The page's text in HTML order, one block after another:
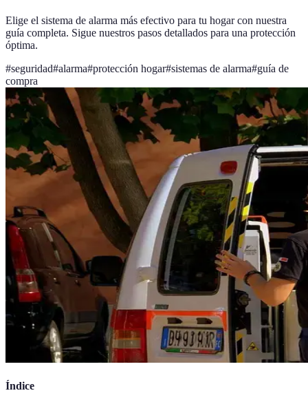
Elige el sistema de alarma más efectivo para tu hogar con nuestra
guía completa. Sigue nuestros pasos detallados para una protección
óptima.
#seguridad#alarma#protección hogar#sistemas de alarma#guía de
compra
Índice